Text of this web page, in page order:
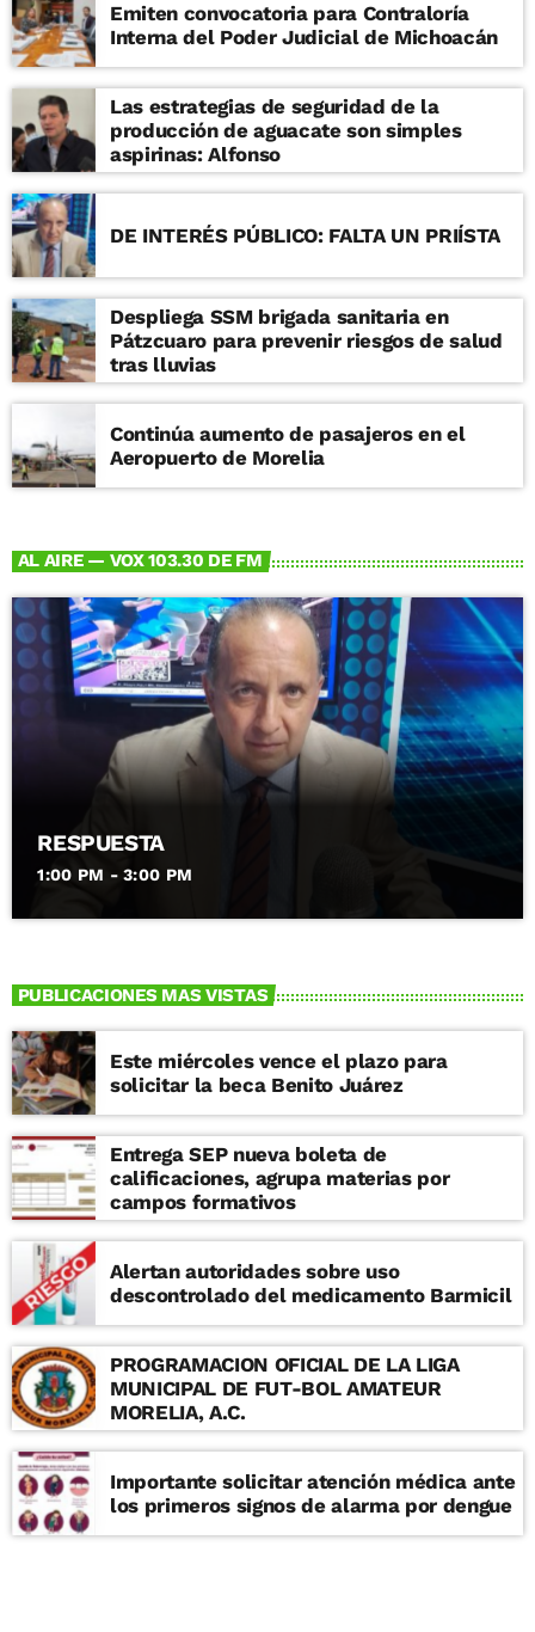
Emiten convocatoria para Contraloría
Interna del Poder Judicial de Michoacán
Las estrategias de seguridad de la
producción de aguacate son simples
aspirinas: Alfonso
DE INTERÉS PÚBLICO: FALTA UN PRIÍSTA
Despliega SSM brigada sanitaria en
Pátzcuaro para prevenir riesgos de salud
tras lluvias
Continúa aumento de pasajeros en el
Aeropuerto de Morelia
AL AIRE — VOX 103.30 DE FM
RESPUESTA
1:00 PM - 3:00 PM
PUBLICACIONES MAS VISTAS
Este miércoles vence el plazo para
solicitar la beca Benito Juárez
Entrega SEP nueva boleta de
calificaciones, agrupa materias por
campos formativos
Alertan autoridades sobre uso
descontrolado del medicamento Barmicil
PROGRAMACION OFICIAL DE LA LIGA
MUNICIPAL DE FUT-BOL AMATEUR
MORELIA, A.C.
Importante solicitar atención médica ante
los primeros signos de alarma por dengue